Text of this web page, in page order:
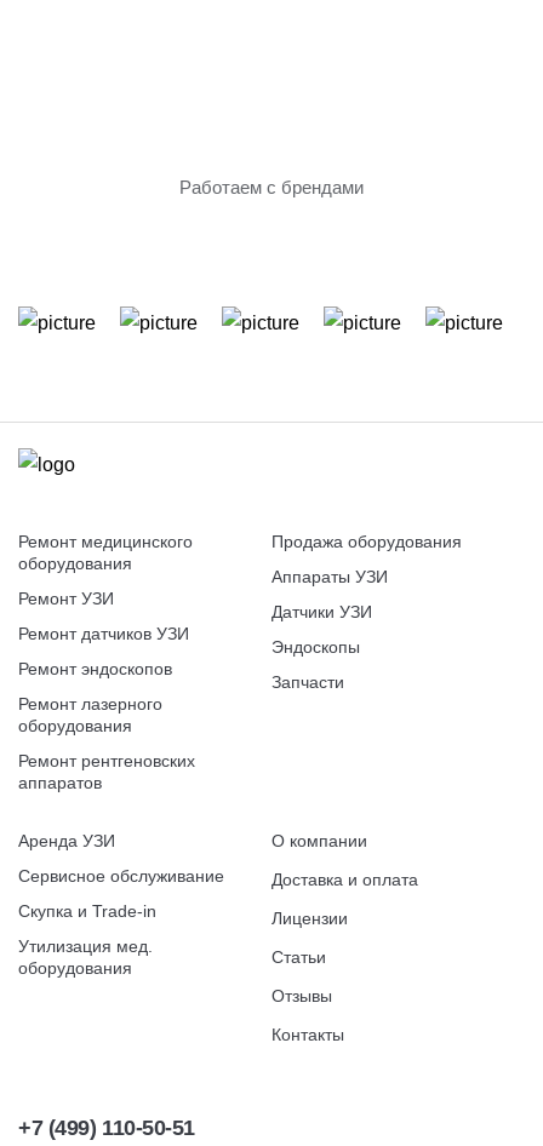
Работаем с брендами
Ремонт медицинского
оборудования
Ремонт УЗИ
Ремонт датчиков УЗИ
Ремонт эндоскопов
Ремонт лазерного
оборудования
Ремонт рентгеновских
аппаратов
Продажа оборудования
Аппараты УЗИ
Датчики УЗИ
Эндоскопы
Запчасти
Аренда УЗИ
Сервисное обслуживание
Скупка и Trade-in
Утилизация мед.
оборудования
О компании
Доставка и оплата
Лицензии
Статьи
Отзывы
Контакты
+7 (499) 110-50-51